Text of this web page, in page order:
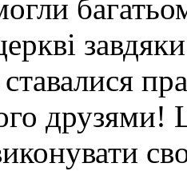
ставалися
друзями!